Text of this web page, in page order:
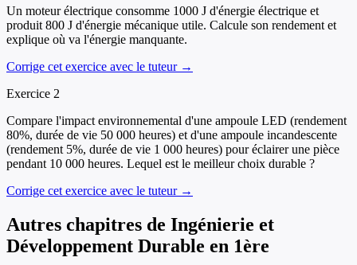
Un moteur électrique consomme 1000 J d'énergie électrique et
produit 800 J d'énergie mécanique utile. Calcule son rendement et
explique où va l'énergie manquante.
Corrige cet exercice avec le tuteur →
Exercice 2
Compare l'impact environnemental d'une ampoule LED (rendement
80%, durée de vie 50 000 heures) et d'une ampoule incandescente
(rendement 5%, durée de vie 1 000 heures) pour éclairer une pièce
pendant 10 000 heures. Lequel est le meilleur choix durable ?
Corrige cet exercice avec le tuteur →
Autres chapitres de Ingénierie et
Développement Durable en 1ère